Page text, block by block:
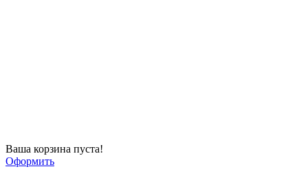
Ваша корзина пуста!
Оформить